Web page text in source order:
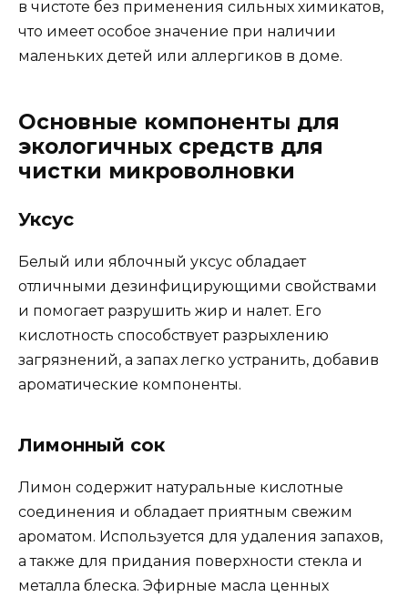
в чистоте без применения сильных химикатов,
что имеет особое значение при наличии
маленьких детей или аллергиков в доме.
Основные компоненты для
экологичных средств для
чистки микроволновки
Уксус
Белый или яблочный уксус обладает
отличными дезинфицирующими свойствами
и помогает разрушить жир и налет. Его
кислотность способствует разрыхлению
загрязнений, а запах легко устранить, добавив
ароматические компоненты.
Лимонный сок
Лимон содержит натуральные кислотные
соединения и обладает приятным свежим
ароматом. Используется для удаления запахов,
а также для придания поверхности стекла и
металла блеска. Эфирные масла ценных